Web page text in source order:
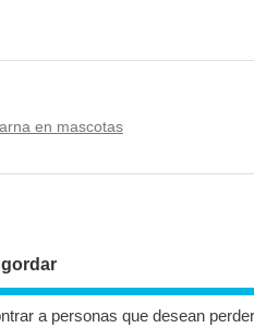
en mascotas
a personas que desean